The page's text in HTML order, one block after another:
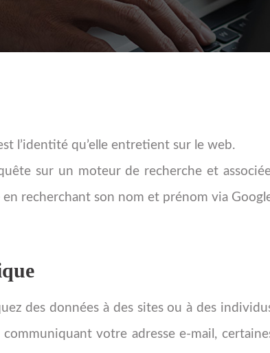
l’identité qu’elle entretient sur le web.
sur un moteur de recherche et
recherchant son nom et prénom via
des données à des sites ou à des
votre adresse e-mail,